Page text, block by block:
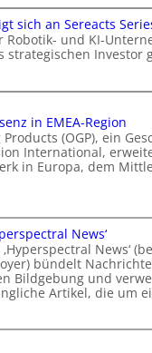
sich an Sereacts
Robotik- und KI-
strategischen Investor
in EMEA-Region
(OGP), ein
International,
in Europa, dem
News‘
News‘
bündelt
Bildgebung und
Artikel, die um